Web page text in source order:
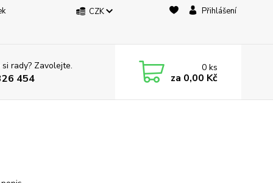
CZK Přihlášení
rady? Zavolejte.
454
0ks
za 0,00 Kč